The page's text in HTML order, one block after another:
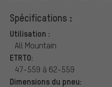
Spécifications :
Utilisation :
All Mountain
ETRTO:
47-559 à 62-559
Dimensions du pneu: